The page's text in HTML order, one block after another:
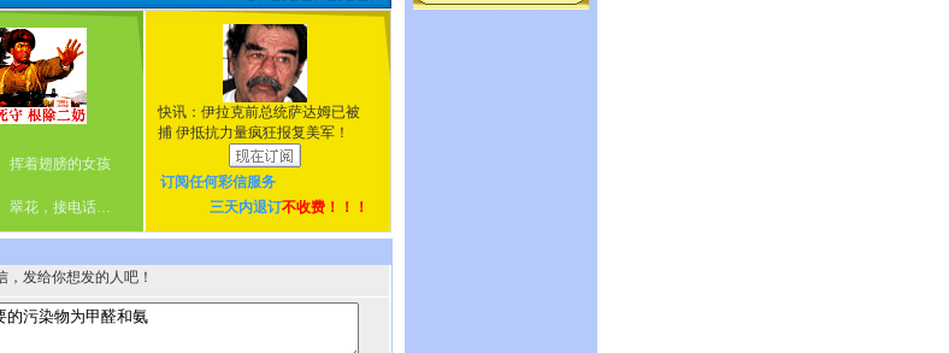
挥着翅膀的女孩
翠花，接电话…
快讯：伊拉克前总统萨达姆已被
捕 伊抵抗力量疯狂报复美军！
订阅任何彩信服务
三天内退订不收费！！！
发给你想发的人吧！